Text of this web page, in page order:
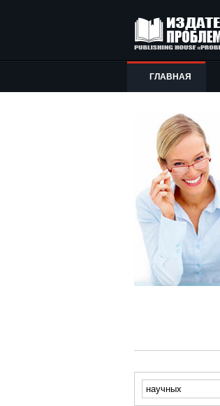
ГЛАВНАЯ
Введите
текст